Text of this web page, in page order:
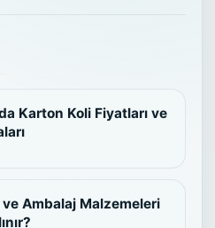
Karton Koli Fiyatları ve
ve Ambalaj Malzemeleri